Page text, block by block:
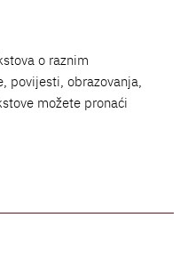
o raznim
povijesti, obrazovanja,
možete pronaći